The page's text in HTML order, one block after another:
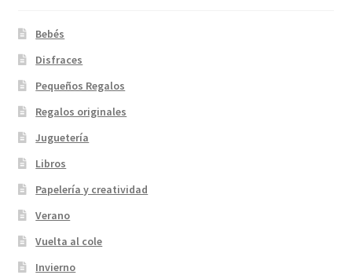
Bebés
Disfraces
Pequeños Regalos
Regalos originales
Juguetería
Libros
Papelería y creatividad
Verano
Vuelta al cole
Invierno